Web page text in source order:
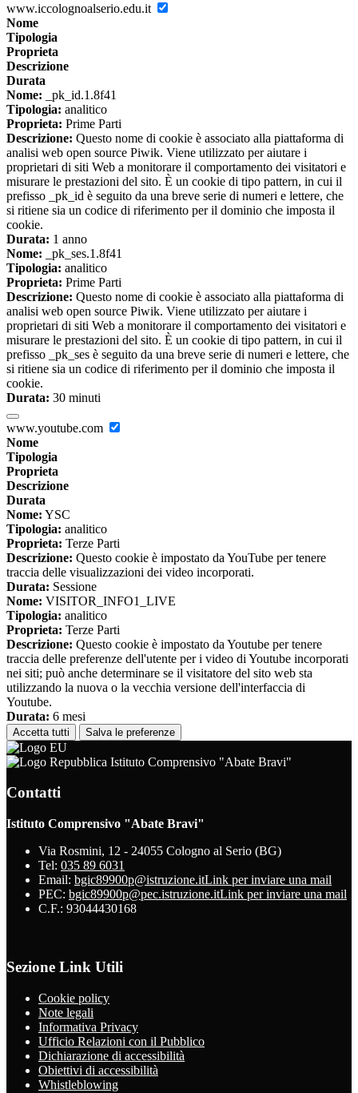
www.iccolognoalserio.edu.it
Nome
Tipologia
Proprieta
Descrizione
Durata
Nome: _pk_id.1.8f41
Tipologia: analitico
Proprieta: Prime Parti
Descrizione: Questo nome di cookie è associato alla piattaforma di
analisi web open source Piwik. Viene utilizzato per aiutare i
proprietari di siti Web a monitorare il comportamento dei visitatori e
misurare le prestazioni del sito. È un cookie di tipo pattern, in cui il
prefisso _pk_id è seguito da una breve serie di numeri e lettere, che
si ritiene sia un codice di riferimento per il dominio che imposta il
cookie.
Durata: 1 anno
Nome: _pk_ses.1.8f41
Tipologia: analitico
Proprieta: Prime Parti
Descrizione: Questo nome di cookie è associato alla piattaforma di
analisi web open source Piwik. Viene utilizzato per aiutare i
proprietari di siti Web a monitorare il comportamento dei visitatori e
misurare le prestazioni del sito. È un cookie di tipo pattern, in cui il
prefisso _pk_ses è seguito da una breve serie di numeri e lettere, che
si ritiene sia un codice di riferimento per il dominio che imposta il
cookie.
Durata: 30 minuti
www.youtube.com
Nome
Tipologia
Proprieta
Descrizione
Durata
Nome: YSC
Tipologia: analitico
Proprieta: Terze Parti
Descrizione: Questo cookie è impostato da YouTube per tenere
traccia delle visualizzazioni dei video incorporati.
Durata: Sessione
Nome: VISITOR_INFO1_LIVE
Tipologia: analitico
Proprieta: Terze Parti
Descrizione: Questo cookie è impostato da Youtube per tenere
traccia delle preferenze dell'utente per i video di Youtube incorporati
nei siti; può anche determinare se il visitatore del sito web sta
utilizzando la nuova o la vecchia versione dell'interfaccia di
Youtube.
Durata: 6 mesi
Accetta tutti Salva le preferenze
Istituto Comprensivo "Abate Bravi"
Contatti
Istituto Comprensivo "Abate Bravi"
Via Rosmini, 12 - 24055 Cologno al Serio (BG)
Tel: 035 89 6031
Email: bgic89900p@istruzione.itLink per inviare una mail
PEC: bgic89900p@pec.istruzione.itLink per inviare una mail
C.F.: 93044430168
Sezione Link Utili
Cookie policy
Note legali
Informativa Privacy
Ufficio Relazioni con il Pubblico
Dichiarazione di accessibilità
Obiettivi di accessibilità
Whistleblowing